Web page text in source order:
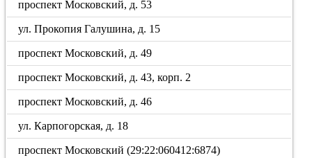
проспект Московский, д. 53
ул. Прокопия Галушина, д. 15
проспект Московский, д. 49
проспект Московский, д. 43, корп. 2
проспект Московский, д. 46
ул. Карпогорская, д. 18
проспект Московский (29:22:060412:6874)